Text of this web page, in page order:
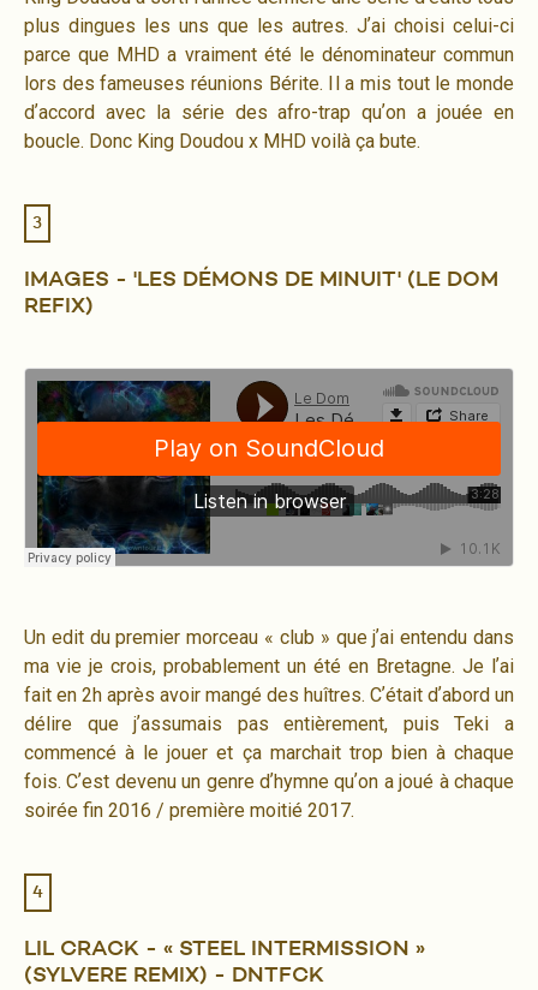
plus dingues les uns que les autres. Jʼai choisi celui-ci
parce que MHD a vraiment été le dénominateur commun
lors des fameuses réunions Bérite. Il a mis tout le monde
dʼaccord avec la série des afro-trap quʼon a jouée en
boucle. Donc King Doudou x MHD voilà ça bute.
3
IMAGES - 'LES DÉMONS DE MINUIT' (LE DOM
REFIX)
Un edit du premier morceau « club » que jʼai entendu dans
ma vie je crois, probablement un été en Bretagne. Je lʼai
fait en 2h après avoir mangé des huîtres. Cʼétait dʼabord un
délire que jʼassumais pas entièrement, puis Teki a
commencé à le jouer et ça marchait trop bien à chaque
fois. Cʼest devenu un genre dʼhymne quʼon a joué à chaque
soirée fin 2016 / première moitié 2017.
4
LIL CRACK - « STEEL INTERMISSION »
(SYLVERE REMIX) - DNTFCK